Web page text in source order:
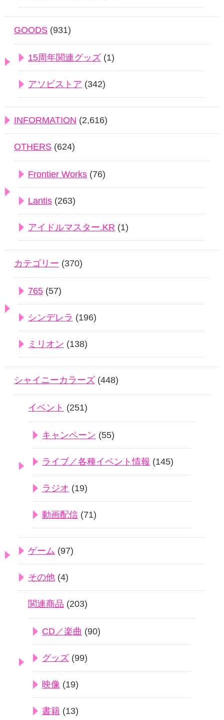
GOODS (931)
15周年関連グッズ (1)
アソビストア (342)
INFORMATION (2,616)
OTHERS (624)
Frontier Works (76)
Lantis (263)
アイドルマスター.KR (1)
カテゴリー (370)
765 (57)
シンデレラ (196)
ミリオン (138)
シャイニーカラーズ (448)
イベント (251)
キャンペーン (55)
ライブ／各種イベント情報 (145)
ラジオ (19)
動画配信 (71)
ゲーム (97)
その他 (4)
関連商品 (203)
CD／楽曲 (90)
グッズ (99)
映像 (19)
書籍 (13)